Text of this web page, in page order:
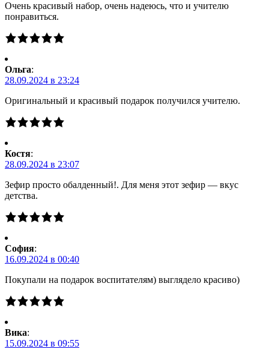
Очень красивый набор, очень надеюсь, что и учителю
понравиться.
Ольга:
28.09.2024 в 23:24
Оригинальный и красивый подарок получился учителю.
Костя:
28.09.2024 в 23:07
Зефир просто обалденный!. Для меня этот зефир — вкус
детства.
Cофия:
16.09.2024 в 00:40
Покупали на подарок воспитателям) выглядело красиво)
Вика:
15.09.2024 в 09:55